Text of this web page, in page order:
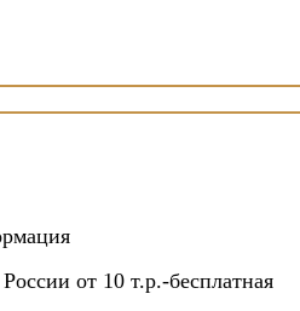
от 10 т.р.-бесплатная